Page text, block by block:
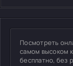
Посмотреть
самом высоком
бесплатно, без